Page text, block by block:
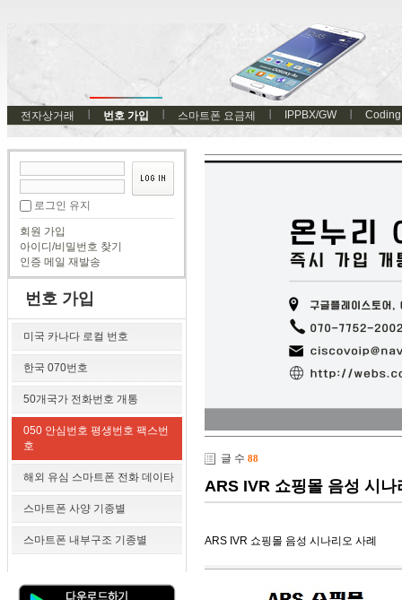
전자상거래 번호 가입 스마트폰 요금제 IPPBX/GW Coding
로그인 유지
회원 가입
아이디/비밀번호 찾기
인증 메일 재발송
번호 가입
미국 카나다 로컬 번호
한국 070번호
50개국가 전화번호 개통
050 안심번호 평생번호 팩스번
호
해외 유심 스마트폰 전화 데이타
스마트폰 사양 기종별
스마트폰 내부구조 기종별
글 수 88
ARS IVR 쇼핑몰 음성 시나
ARS IVR 쇼핑몰 음성 시나리오 사례